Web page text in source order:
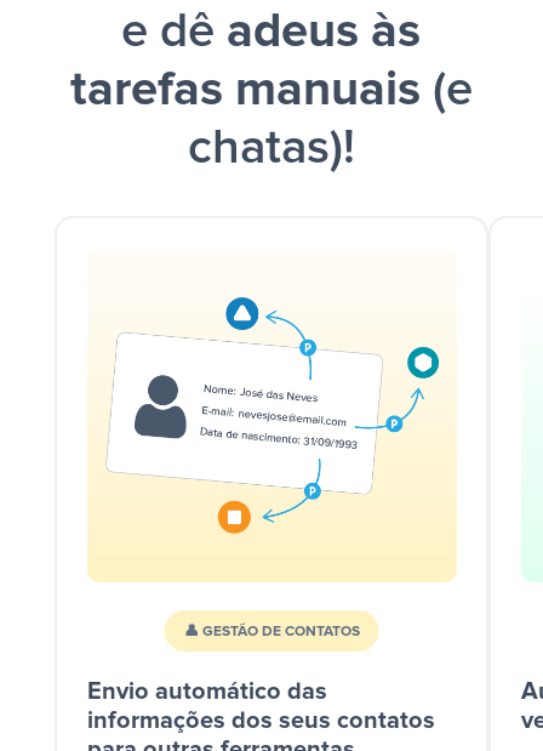
e dê adeus às
tarefas manuais (e
chatas)!
👤 GESTÃO DE CONTATOS
Envio automático das
informações dos seus contatos